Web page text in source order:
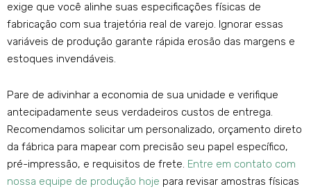
exige que você alinhe suas especificações físicas de
fabricação com sua trajetória real de varejo. Ignorar essas
variáveis ​​de produção garante rápida erosão das margens e
estoques invendáveis.
Pare de adivinhar a economia de sua unidade e verifique
antecipadamente seus verdadeiros custos de entrega.
Recomendamos solicitar um personalizado, orçamento direto
da fábrica para mapear com precisão seu papel específico,
pré-impressão, e requisitos de frete. Entre em contato com
nossa equipe de produção hoje para revisar amostras físicas